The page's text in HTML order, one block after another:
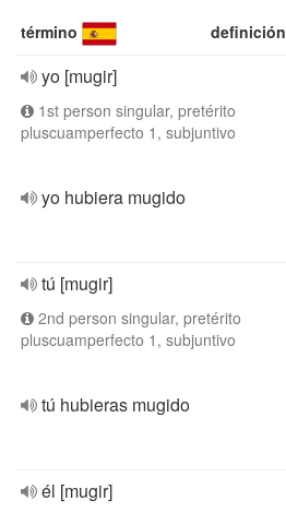
término definición
yo [mugir]
1st person singular, pretérito
pluscuamperfecto 1, subjuntivo
yo hubiera mugido
tú [mugir]
2nd person singular, pretérito
pluscuamperfecto 1, subjuntivo
tú hubieras mugido
él [mugir]